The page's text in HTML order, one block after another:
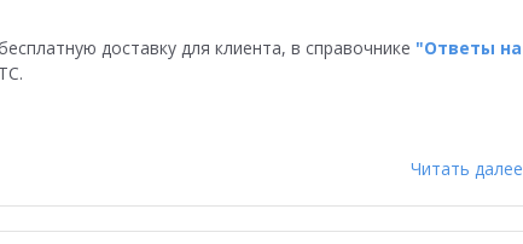
доставку для клиента, в справочнике "Ответы на
Читать далее